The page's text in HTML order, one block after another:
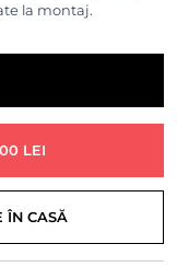
la montaj.
LEI
ÎN CASĂ